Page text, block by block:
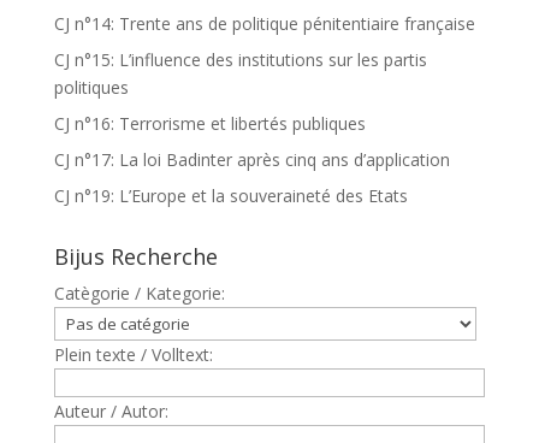
CJ n°14: Trente ans de politique pénitentiaire française
CJ n°15: L’influence des institutions sur les partis
politiques
CJ n°16: Terrorisme et libertés publiques
CJ n°17: La loi Badinter après cinq ans d’application
CJ n°19: L’Europe et la souveraineté des Etats
Bijus Recherche
Catègorie / Kategorie:
Plein texte / Volltext:
Auteur / Autor: